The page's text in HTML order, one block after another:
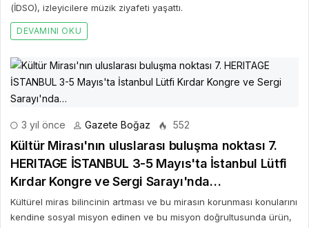
(İDSO), izleyicilere müzik ziyafeti yaşattı.
DEVAMINI OKU
3 yıl önce Gazete Boğaz 552
Kültür Mirası'nın uluslarası buluşma noktası 7.
HERITAGE İSTANBUL 3-5 Mayıs'ta İstanbul Lütfi
Kırdar Kongre ve Sergi Sarayı'nda…
Kültürel miras bilincinin artması ve bu mirasın korunması konularını
kendine sosyal misyon edinen ve bu misyon doğrultusunda ürün,